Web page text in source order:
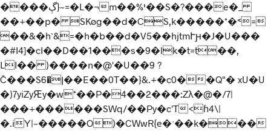
����ڳ}~=�L�¬m��%י��S�?���e�_
��+��p� SKøg��d�CS,k�����*�˂=
��&�h`&=�h�b��d�V5��hjtmՒԩ�J�U���
�#I4]�cI��D��1���s�9�lk�t=t��,
LI�� )����n�@'�U��9 ?
Č���Sן�6��E��0T��}&.+�c0��Q"� xU�U
�)7yiZyԘy�w*��P�4��2���:Zλ�@�/7|
���+������SWq/��Py�c'T<ɦ4\|
�.iY|~�����O)�CWwR{e�ˑ��k���